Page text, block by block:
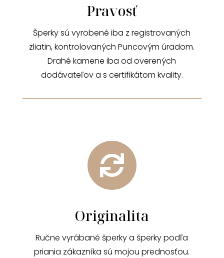
Pravosť
Šperky sú vyrobené iba z registrovaných
zliatin, kontrolovaných Puncovým úradom.
Drahé kamene iba od overených
dodávateľov a s certifikátom kvality.

Originalita
Ručne vyrábané šperky a šperky podľa
priania zákazníka sú mojou prednosťou.